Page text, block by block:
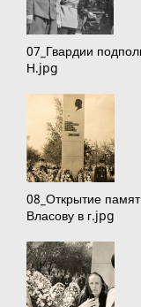
07_Гвардии
Н.jpg
08_Открытие
Власову в г.jpg